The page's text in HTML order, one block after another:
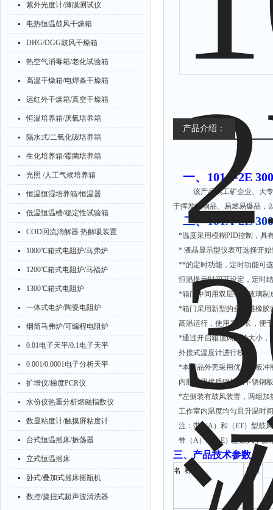
紫外光度计/薄膜测试仪
电热恒温鼓风干燥箱
DHG/DGG鼓风干燥箱
热空气消毒箱/老化试验箱
高温干燥箱/电焊条干燥箱
远红外干燥箱/真空干燥箱
恒温培养箱/厌氧培养箱
隔水式/二氧化碳培养箱
生化培养箱/霉菌培养箱
光照 /人工气候培养箱
恒温恒湿培养箱/恒温器
低温恒温槽/稳定性试验箱
COD回流消解器 热解吸装置
1000℃箱式电阻炉/马弗炉
1200℃箱式电阻炉/马福炉
1300℃箱式电阻炉
一体式电炉/陶瓷电阻炉
烟筒马弗炉/可编程电阻炉
0.01电子天平/0.1电子天平
0.001/0.0001电子分析天平
扩增仪/梯度PCR仪
水份仪热重分析熔融指数仪
数显粘度计/触摸屏粘度计
台式恒温摇床/振荡器
立式恒温摇床
卧式/叠加式摇床摇瓶机
数控/旋扭式超声波清洗器
产品介绍：
一、 101A-2E
该产品供工矿企业、大
于挥发性物品、易燃易爆品，
二、101A-2E
*温度采用模糊PID控制，具
* 液晶显示型仪表可选择开
**的定时功能，定时功能可
恒温提示时间可设定，定时
*箱门中间用双层钢化玻璃
*箱门采用新型的合成硅橡
高温运行，使用寿命长，便
*通过开启箱顶风门的大小
外接式温度计进行校正。
*本产品外壳采用优质钢板
内胆采用优质钢板或不锈钢
*左侧装有鼓风装詈，两组
工作室内温度均匀且升温时
注：带（A）和（ET）型鼓
带（A）和（E）型鼓风干燥
三、产品技术参数：
名 称 单位